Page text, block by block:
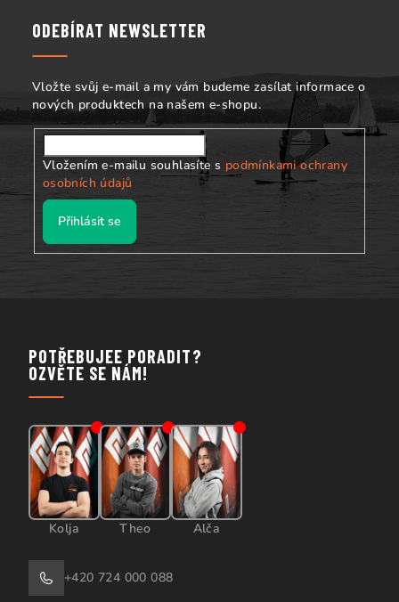
ODEBÍRAT NEWSLETTER
Vložte svůj e-mail a my vám budeme zasílat informace o
nových produktech na našem e-shopu.
Vložením e-mailu souhlasíte s podmínkami ochrany
osobních údajů
Přihlásit se
POTŘEBUJEE PORADIT?
OZVĚTE SE NÁM!
Kolja Theo Alča
+420 724 000 088